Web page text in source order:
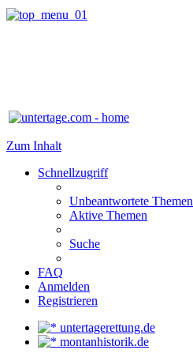
Zum Inhalt
Schnellzugriff
Unbeantwortete Themen
Aktive Themen
Suche
FAQ
Anmelden
Registrieren
untertagerettung.de
montanhistorik.de